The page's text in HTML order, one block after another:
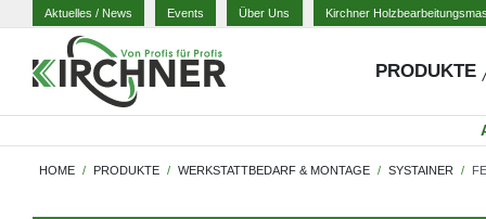
Aktuelles / News Events Über Uns Kirchner
PRODUKTE
HOME PRODUKTE WERKSTATTBEDARF & MONTAGE SYSTAINER